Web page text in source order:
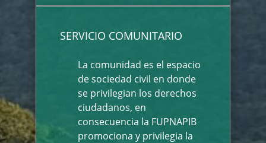
SERVICIO COMUNITARIO
La comunidad es el espacio
de sociedad civil en donde
se privilegian los derechos
ciudadanos, en
consecuencia la FUPNAPIB
promociona y privilegia la